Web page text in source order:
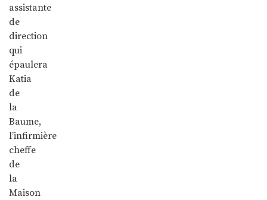
assistante
de
direction
qui
épaulera
Katia
de
la
Baume,
l’infirmière
cheffe
de
la
Maison